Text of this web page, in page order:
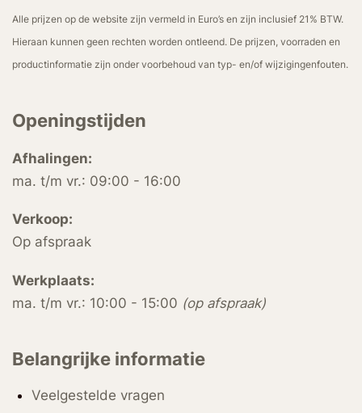
Alle prijzen op de website zijn vermeld in Euro’s en zijn inclusief 21% BTW.
Hieraan kunnen geen rechten worden ontleend. De prijzen, voorraden en
productinformatie zijn onder voorbehoud van typ- en/of wijzigingenfouten.
Openingstijden
Afhalingen:
ma. t/m vr.: 09:00 - 16:00
Verkoop:
Op afspraak
Werkplaats:
ma. t/m vr.: 10:00 - 15:00 (op afspraak)
Belangrijke informatie
Veelgestelde vragen